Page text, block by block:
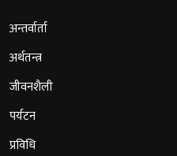
अन्तर्वार्ता
अर्थतन्त्र
जीवनशैली
पर्यटन
प्रविधि